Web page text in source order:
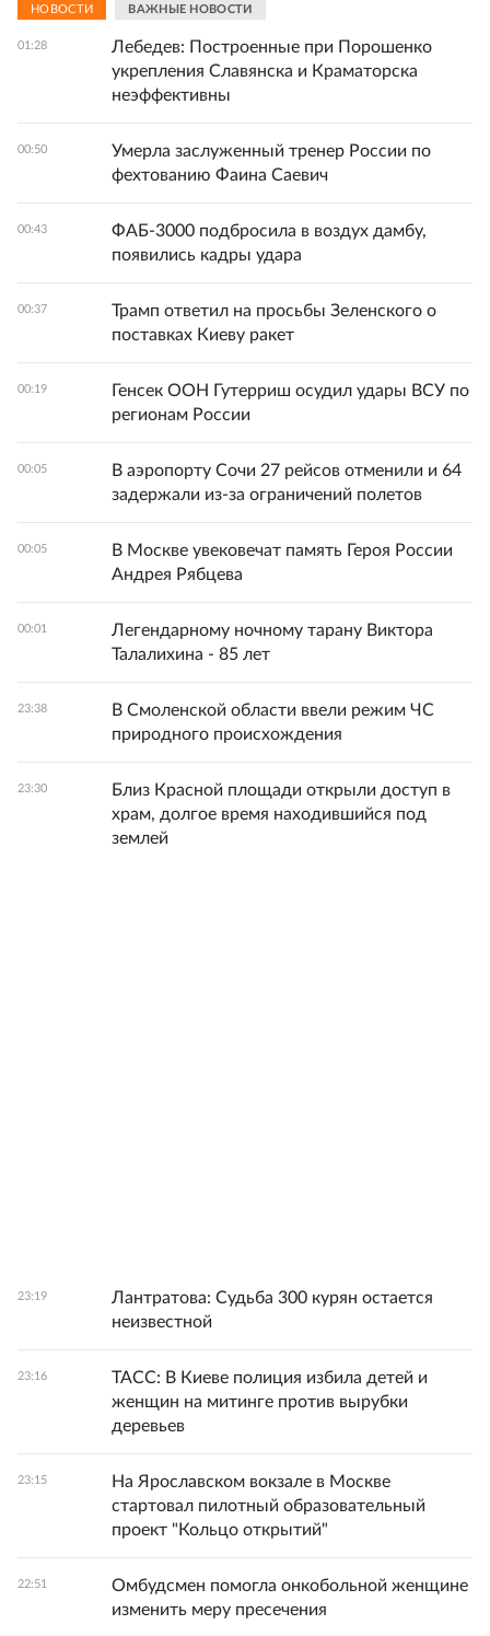
НОВОСТИ ВАЖНЫЕ НОВОСТИ
01:28
Лебедев: Построенные при Порошенко
укрепления Славянска и Краматорска
неэффективны
00:50
Умерла заслуженный тренер России по
фехтованию Фаина Саевич
00:43
ФАБ-3000 подбросила в воздух дамбу,
появились кадры удара
00:37
Трамп ответил на просьбы Зеленского о
поставках Киеву ракет
00:19
Генсек ООН Гутерриш осудил удары ВСУ по
регионам России
00:05
В аэропорту Сочи 27 рейсов отменили и 64
задержали из-за ограничений полетов
00:05
В Москве увековечат память Героя России
Андрея Рябцева
00:01
Легендарному ночному тарану Виктора
Талалихина - 85 лет
23:38
В Смоленской области ввели режим ЧС
природного происхождения
23:30
Близ Красной площади открыли доступ в
храм, долгое время находившийся под
землей
23:19
Лантратова: Судьба 300 курян остается
неизвестной
23:16
ТАСС: В Киеве полиция избила детей и
женщин на митинге против вырубки
деревьев
23:15
На Ярославском вокзале в Москве
стартовал пилотный образовательный
проект "Кольцо открытий"
22:51
Омбудсмен помогла онкобольной женщине
изменить меру пресечения